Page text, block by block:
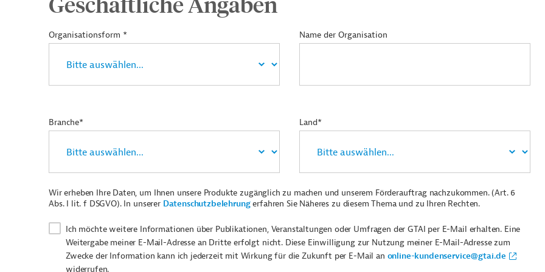
Organisationsform * Name der Organisation
Branche* Land*
Wir erheben Ihre Daten, um Ihnen unsere Produkte zugänglich zu machen und unserem Förderauftrag nachzukommen. (Art. 6
Abs. I lit. f DSGVO). In unserer Datenschutzbelehrungerfahren Sie Näheres zu diesem Thema und zu Ihren Rechten.
Ich möchte weitere Informationen über Publikationen, Veranstaltungen oder Umfragen der GTAI per E-Mail erhalten. Eine
Weitergabe meiner E-Mail-Adresse an Dritte erfolgt nicht. Diese Einwilligung zur Nutzung meiner E-Mail-Adresse zum
Zwecke der Information kann ich jederzeit mit Wirkung für die Zukunft per E-Mail an online-kundenservice@gtai.de
widerrufen.